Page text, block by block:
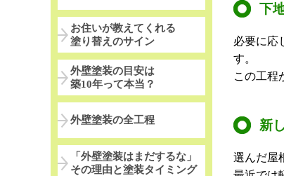
下
必要に応
す。
この工程
新
選んだ屋
お住いが教えてくれる
塗り替えのサイン
外壁塗装の目安は
築10年って本当？
外壁塗装の全工程
「外壁塗装はまだするな」
その理由と塗装タイミング